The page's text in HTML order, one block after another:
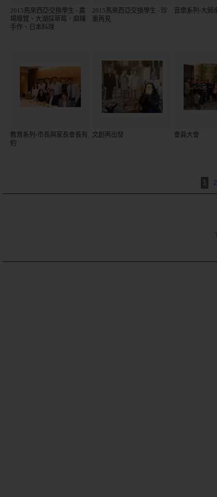
2015馬來西亞交換學生 - 農
場導覽、大湖採草莓、麻糬
手作、日本料理
2015馬來西亞交換學生 - 珍
重再見
音樂系列-大師
教育系列-市長與家長會長有
約
文創再出發 會員大會
1 2